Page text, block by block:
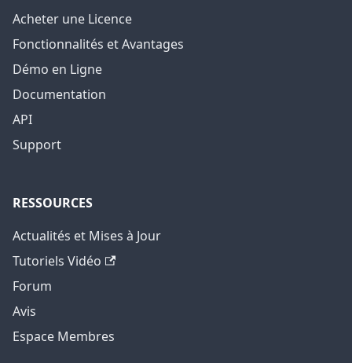
Acheter une Licence
Fonctionnalités et Avantages
Démo en Ligne
Documentation
API
Support
RESSOURCES
Actualités et Mises à Jour
Tutoriels Vidéo
Forum
Avis
Espace Membres